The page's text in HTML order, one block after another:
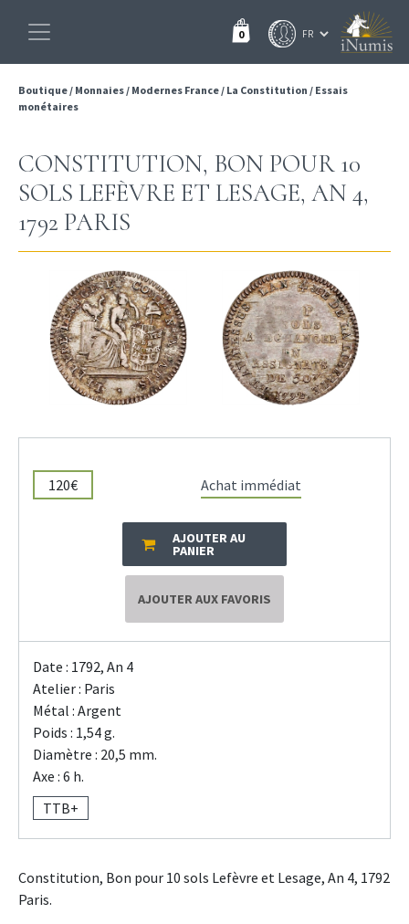
0
Boutique/ Monnaies/ Modernes France/ La Constitution / Essais
monétaires
CONSTITUTION, BON POUR 10
SOLS LEFÈVRE ET LESAGE, AN 4,
1792 PARIS
120€ Achat immédiat
AJOUTER AU
PANIER
AJOUTER AUX FAVORIS
Date : 1792, An 4
Atelier : Paris
Métal : Argent
Poids : 1,54 g.
Diamètre : 20,5 mm.
Axe : 6 h.
TTB+
Constitution, Bon pour 10 sols Lefèvre et Lesage, An 4, 1792
Paris.